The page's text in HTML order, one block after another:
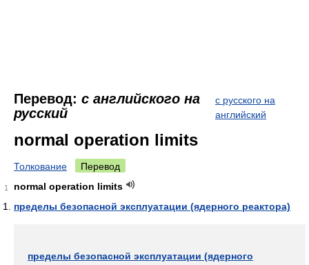
Перевод: с английского на
русский
с русского на
английский
normal operation limits
Толкование Перевод
1
normal operation limits
пределы безопасной эксплуатации (ядерного реактора)
пределы безопасной эксплуатации (ядерного